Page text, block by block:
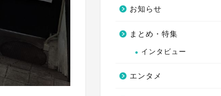
お知らせ
まとめ・特集
インタビュー
エンタメ